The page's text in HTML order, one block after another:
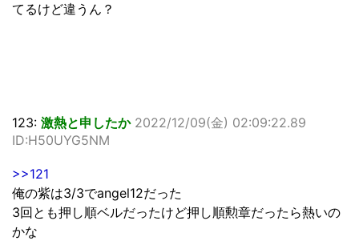
てるけど違うん？
123: 激熱と申したか 2022/12/09(金) 02:09:22.89
ID:H50UYG5NM
>>121
俺の紫は3/3でangel12だった
3回とも押し順ベルだったけど押し順勲章だったら熱いの
かな